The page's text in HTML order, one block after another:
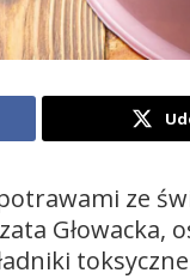
ze
Głowacka,